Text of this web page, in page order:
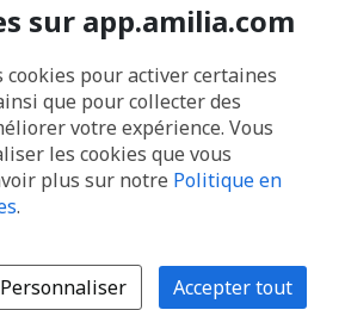
sur app.amilia.com
pour activer certaines
que pour collecter des
votre expérience. Vous
les cookies que vous
plus sur notre Politique en
.
Personnaliser Accepter tout